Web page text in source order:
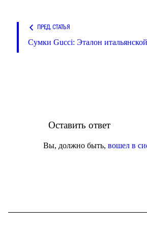
ПРЕД. СТАТЬЯ
Сумки Gucci: Эталон итальянской
Оставить ответ
Вы, должно быть, вошел в